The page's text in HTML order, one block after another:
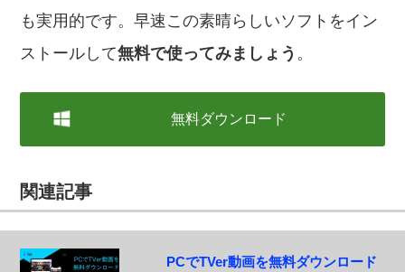
も実用的です。早速この素晴らしいソフトをイン
ストールして無料で使ってみましょう 。
無料ダウンロード
関連記事
PCでTVer動画を無料ダウンロード